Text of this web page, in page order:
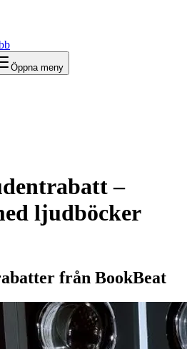
Öppna meny
–
ljudböcker
från BookBeat